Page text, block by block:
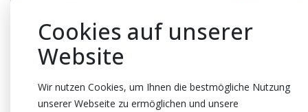
Cookies auf unserer
Website
Wir nutzen Cookies, um Ihnen die bestmögliche Nutzung
unserer Webseite zu ermöglichen und unsere